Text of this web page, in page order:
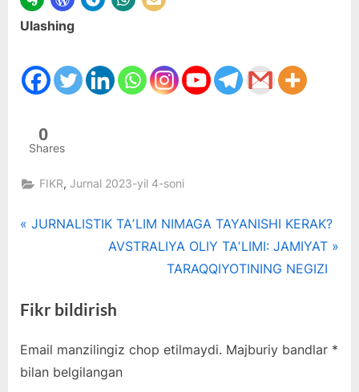
Ulashing
0
Shares
FIKR,Jurnal 2023-yil 4-soni
Post
P
i
u
s
JURNALISTIK TAʼLIM NIMAGA TAYANISHI KERAK?
N
t
o
s
AVSTRALIYA OLIY TAʼLIMI: JAMIYAT
TARAQQIYOTINING NEGIZI
Fikr bildirish
Email manzilingiz chop etilmaydi. Majburiy bandlar *
bilan belgilangan